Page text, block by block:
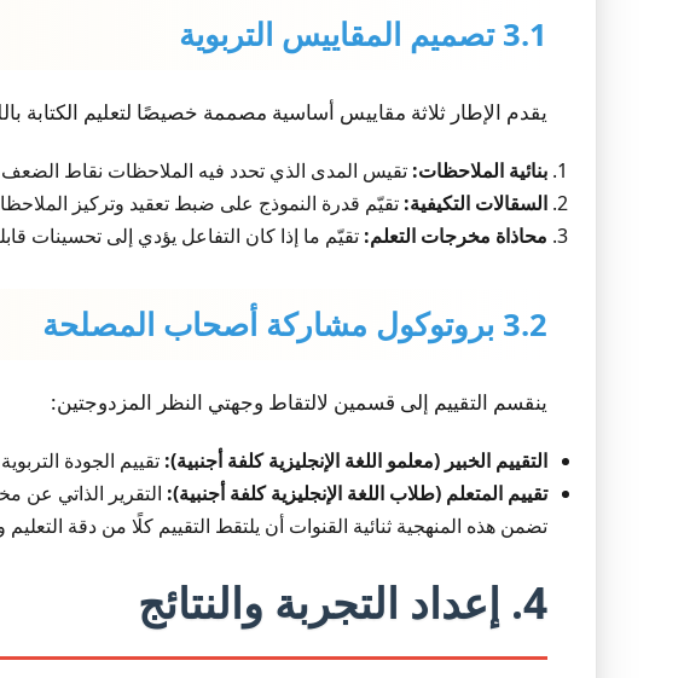
3.1 تصميم المقاييس التربوية
يقدم الإطار ثلاثة مقاييس أساسية مصممة خصيصًا لتعليم الكتابة
بنائية الملاحظات: تقيس المدى الذي تحدد فيه الملاحظات نقاط الضعف
السقالات التكيفية: تقيّم قدرة النموذج على ضبط تعقيد وتركيز
محاذاة مخرجات التعلم: تقيّم ما إذا كان التفاعل يؤدي إلى تحسينات
3.2 بروتوكول مشاركة أصحاب المصلحة
ينقسم التقييم إلى قسمين لالتقاط وجهتي النظر المزدوجتين:
التقييم الخبير (معلمو اللغة الإنجليزية كلفة أجنبية): تقييم الجودة
تقييم المتعلم (طلاب اللغة الإنجليزية كلفة أجنبية): التقرير الذاتي عن
تضمن هذه المنهجية ثنائية القنوات أن يلتقط التقييم كلًا من دقة التعليم
4. إعداد التجربة والنتائج